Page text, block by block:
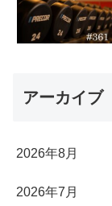
アーカイブ
2026年8月
2026年7月